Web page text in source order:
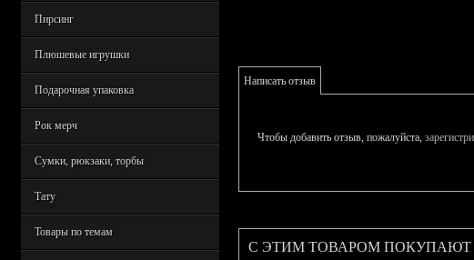
Пирсинг
Плюшевые игрушки
Подарочная упаковка
Рок мерч
Сумки, рюкзаки, торбы
Тату
Товары по темам
Написать отзыв
Чтобы добавить отзыв, пожалуйста,
С ЭТИМ ТОВАРОМ ПОКУПАЮТ